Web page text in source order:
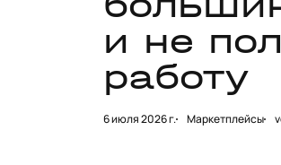
и не
работу
6 июля 2026 г. Маркетплейсы